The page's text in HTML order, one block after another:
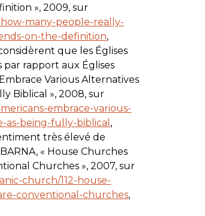
», 2009, sur
many-people-really-
on-the-definition,
que les Églises
rapport aux Églises
Various Alternatives
Biblical », 2008, sur
embrace-various-
being-fully-biblical ,
très élevé de
« House Churches
Churches », 2007, sur
church/112-house-
conventional-churches,